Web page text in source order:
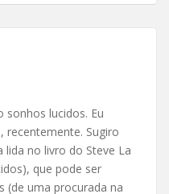
sonhos lucidos. Eu
recentemente. Sugiro
lida no livro do Steve La
que pode ser
(de uma procurada na